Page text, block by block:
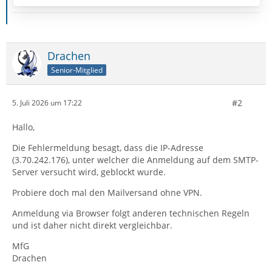
Drachen
Senior-Mitglied
5. Juli 2026 um 17:22 #2
Hallo,
Die Fehlermeldung besagt, dass die IP-Adresse
(3.70.242.176), unter welcher die Anmeldung auf dem SMTP-
Server versucht wird, geblockt wurde.
Probiere doch mal den Mailversand ohne VPN.
Anmeldung via Browser folgt anderen technischen Regeln
und ist daher nicht direkt vergleichbar.
MfG
Drachen